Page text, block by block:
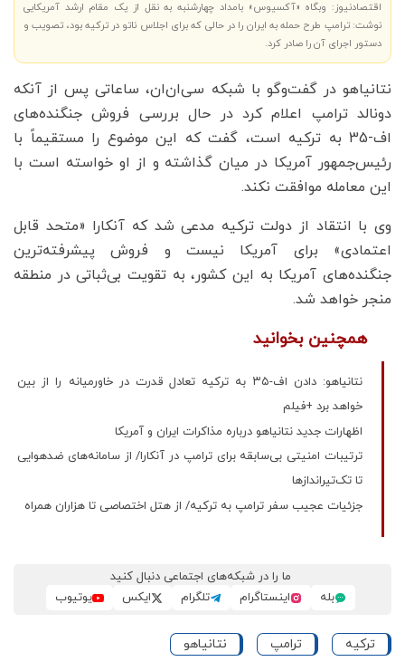
اقتصادنیوز: وبگاه «آکسیوس» بامداد چهارشنبه به نقل از یک مقام ارشد آمریکایی
نوشت: ترامپ طرح حمله به ایران را در حالی که برای اجلاس ناتو در ترکیه بود، تصویب و
دستور اجرای آن را صادر کرد.
نتانیاهو در گفت‌وگو با شبکه سی‌ان‌ان، ساعاتی پس از آنکه
دونالد ترامپ اعلام کرد در حال بررسی فروش جنگنده‌های
اف-35 به ترکیه است، گفت که این موضوع را مستقیماً با
رئیس‌جمهور آمریکا در میان گذاشته و از او خواسته است با
این معامله موافقت نکند.
وی با انتقاد از دولت ترکیه مدعی شد که آنکارا «متحد قابل
اعتمادی» برای آمریکا نیست و فروش پیشرفته‌ترین
جنگنده‌های آمریکا به این کشور، به تقویت بی‌ثباتی در منطقه
منجر خواهد شد.
همچنین بخوانید
نتانیاهو: دادن اف-۳۵ به ترکیه تعادل قدرت در خاورمیانه را از بین
خواهد برد +فیلم
اظهارات جدید نتانیاهو درباره مذاکرات ایران و آمریکا
ترتیبات امنیتی بی‌سابقه برای ترامپ در آنکارا/ از سامانه‌های ضدهوایی
تا تک‌تیراندازها
جزئیات عجیب سفر ترامپ به ترکیه/ از هتل اختصاصی تا هزاران همراه
ما را در شبکه‌های اجتماعی دنبال کنید
بله
اینستاگرام تلگرام ایکس یوتیوب
ترکیه ترامپ نتانیاهو